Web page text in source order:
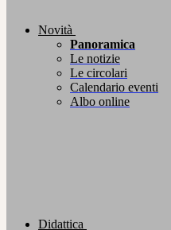
Novità
Panoramica
Le notizie
Le circolari
Calendario eventi
Albo online
Didattica